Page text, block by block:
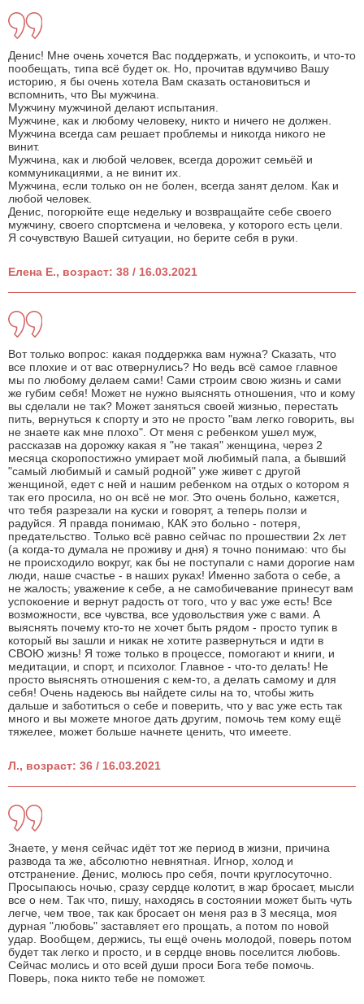
Денис! Мне очень хочется Вас поддержать, и успокоить, и что-то
пообещать, типа всё будет ок. Но, прочитав вдумчиво Вашу
историю, я бы очень хотела Вам сказать остановиться и
вспомнить, что Вы мужчина.
Мужчину мужчиной делают испытания.
Мужчине, как и любому человеку, никто и ничего не должен.
Мужчина всегда сам решает проблемы и никогда никого не
винит.
Мужчина, как и любой человек, всегда дорожит семьёй и
коммуникациями, а не винит их.
Мужчина, если только он не болен, всегда занят делом. Как и
любой человек.
Денис, погорюйте еще недельку и возвращайте себе своего
мужчину, своего спортсмена и человека, у которого есть цели.
Я сочувствую Вашей ситуации, но берите себя в руки.
Елена Е., возраст: 38 / 16.03.2021
Вот только вопрос: какая поддержка вам нужна? Сказать, что
все плохие и от вас отвернулись? Но ведь всё самое главное
мы по любому делаем сами! Сами строим свою жизнь и сами
же губим себя! Может не нужно выяснять отношения, что и кому
вы сделали не так? Может заняться своей жизнью, перестать
пить, вернуться к спорту и это не просто "вам легко говорить, вы
не знаете как мне плохо". От меня с ребенком ушел муж,
рассказав на дорожку какая я "не такая" женщина, через 2
месяца скоропостижно умирает мой любимый папа, а бывший
"самый любимый и самый родной" уже живет с другой
женщиной, едет с ней и нашим ребенком на отдых о котором я
так его просила, но он всё не мог. Это очень больно, кажется,
что тебя разрезали на куски и говорят, а теперь ползи и
радуйся. Я правда понимаю, КАК это больно - потеря,
предательство. Только всё равно сейчас по прошествии 2х лет
(а когда-то думала не проживу и дня) я точно понимаю: что бы
не происходило вокруг, как бы не поступали с нами дорогие нам
люди, наше счастье - в наших руках! Именно забота о себе, а
не жалость; уважение к себе, а не самобичевание принесут вам
успокоение и вернут радость от того, что у вас уже есть! Все
возможности, все чувства, все удовольствия уже с вами. А
выяснять почему кто-то не хочет быть рядом - просто тупик в
который вы зашли и никак не хотите развернуться и идти в
СВОЮ жизнь! Я тоже только в процессе, помогают и книги, и
медитации, и спорт, и психолог. Главное - что-то делать! Не
просто выяснять отношения с кем-то, а делать самому и для
себя! Очень надеюсь вы найдете силы на то, чтобы жить
дальше и заботиться о себе и поверить, что у вас уже есть так
много и вы можете многое дать другим, помочь тем кому ещё
тяжелее, может больше начнете ценить, что имеете.
Л., возраст: 36 / 16.03.2021
Знаете, у меня сейчас идёт тот же период в жизни, причина
развода та же, абсолютно невнятная. Игнор, холод и
отстранение. Денис, молюсь про себя, почти круглосуточно.
Просыпаюсь ночью, сразу сердце колотит, в жар бросает, мысли
все о нем. Так что, пишу, находясь в состоянии может быть чуть
легче, чем твое, так как бросает он меня раз в 3 месяца, моя
дурная "любовь" заставляет его прощать, а потом по новой
удар. Вообщем, держись, ты ещё очень молодой, поверь потом
будет так легко и просто, и в сердце вновь поселится любовь.
Сейчас молись и ото всей души проси Бога тебе помочь.
Поверь, пока никто тебе не поможет.